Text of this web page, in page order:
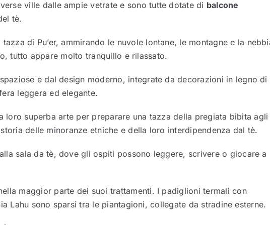
ville dalle ampie vetrate e sono tutte dotate di balcone
tè.
di Pu’er, ammirando le nuvole lontane, le montagne e la
tutto appare molto tranquillo e rilassato.
e dal design moderno, integrate da decorazioni in legno di
leggera ed elegante.
loro superba arte per preparare una tazza della pregiata bibita agli
delle minoranze etniche e della loro interdipendenza dal tè.
sala da tè, dove gli ospiti possono leggere, scrivere o giocare a
maggior parte dei suoi trattamenti. I padiglioni termali con
Lahu sono sparsi tra le piantagioni, collegate da stradine esterne.